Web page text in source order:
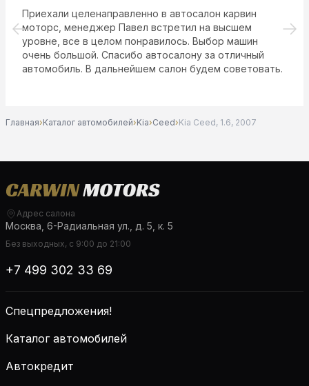
Приехали целенаправленно в автосалон карвин
моторс, менеджер Павел встретил на высшем
уровне, все в целом понравилось. Выбор машин
очень большой. Спасибо автосалону за отличный
автомобиль. В дальнейшем салон будем советовать.
Главная›Каталог автомобилей›Kia›Ceed›Kia Ceed, 1.6, 2007
Адрес салона
Москва, 6-Радиальная ул., д. 5, к. 5
Без выходных, с 9:00 до 21:00
+7 499 302 33 69
Спецпредложения!
Каталог автомобилей
Автокредит